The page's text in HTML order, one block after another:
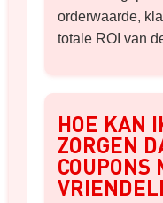
orderwaarde,
totale ROI van
HOE KAN
ZORGEN
COUPONS